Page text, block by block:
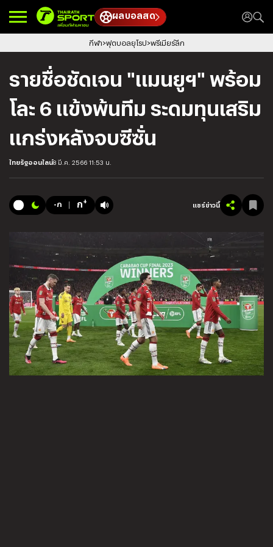
ผลบอลสด
กีฬา ฟุตบอลยุโรป พรีเมียร์ลีก
รายชื่อชัดเจน "แมนยูฯ" พร้อม
โละ 6 แข้งพ้นทีม ระดมทุนเสริม
แกร่งหลังจบซีซั่น
ไทยรัฐออนไลน์8 มี.ค. 2566 11:53 น.
-ก ก+ แชร์ข่าวนี้